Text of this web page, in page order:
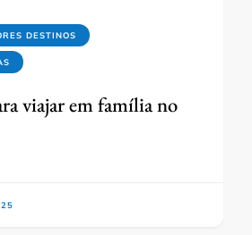
DESTINOS
viajar em família no